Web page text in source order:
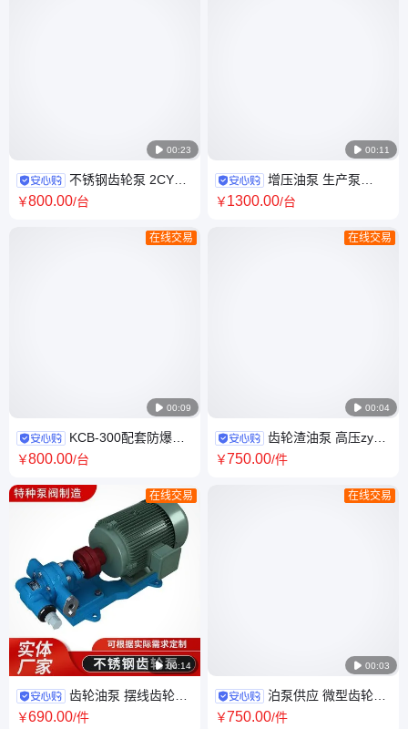
 00:23
不锈钢齿轮泵 2CY
KCB大流量齿轮油泵 小型油 泵
￥800.00/台
 00:09
在线交易
KCB-300配套防爆电
机整机 不锈钢特种泵阀定制
￥800.00/台
 00:14
在线交易
齿轮油泵 摆线齿轮油
泵 KCB－18.3 齿 轮液压油泵
￥690.00/件
 00:11
增压油泵 生产泵
ZYB-3/3.5B重油专用泵 移动式
￥1300.00/台
 00:04
在线交易
齿轮渣油泵 高压zyb-
55 卧式单级船用新型齿 轮渣油
￥750.00/件
 00:03
在线交易
泊泵供应 微型齿轮泵
特种泵阀KCB－83.3 电动齿轮
￥750.00/件